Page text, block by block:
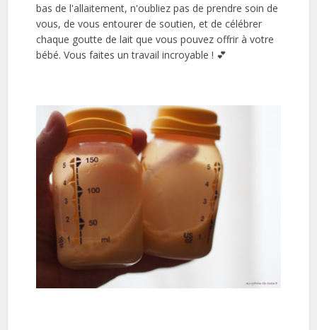
bas de l'allaitement, n'oubliez pas de prendre soin de
vous, de vous entourer de soutien, et de célébrer
chaque goutte de lait que vous pouvez offrir à votre
bébé. Vous faites un travail incroyable ! 💕